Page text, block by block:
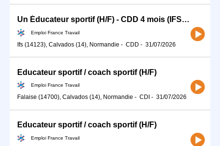
Un Éducateur sportif (H/F) - CDD 4 mois (IFS) (H/F)
Emploi France Travail
Ifs (14123), Calvados (14), Normandie - CDD - 31/07/2026
Educateur sportif / coach sportif (H/F)
Emploi France Travail
Falaise (14700), Calvados (14), Normandie - CDI - 31/07/2026
Educateur sportif / coach sportif (H/F)
Emploi France Travail